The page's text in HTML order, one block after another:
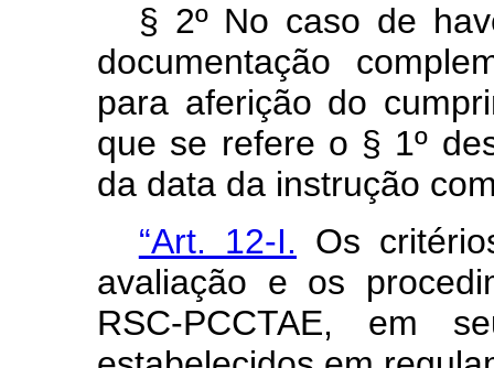
§ 2º No caso de
documentação
para aferição do
que se refere o § 1º
da data da instrução
“Art. 12-I. Os
avaliação e os
RSC-PCCTAE, em